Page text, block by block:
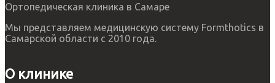
Ортопедическая клиника в Самаре
Мы представляем медицинскую систему Formthotics в
Самарской области с 2010 года.
О клинике